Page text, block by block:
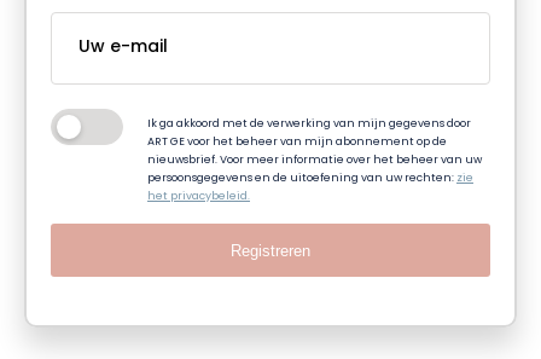
Ik ga akkoord met de verwerking van mijn gegevens door
ART GE voor het beheer van mijn abonnement op de
nieuwsbrief. Voor meer informatie over het beheer van uw
persoonsgegevens en de uitoefening van uw rechten:zie
het privacybeleid.
Registreren